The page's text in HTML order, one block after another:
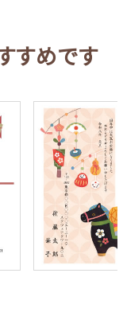
すめです